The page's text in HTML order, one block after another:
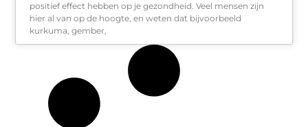
positief effect hebben op je gezondheid. Veel mensen zijn
hier al van op de hoogte, en weten dat bijvoorbeeld
kurkuma, gember,